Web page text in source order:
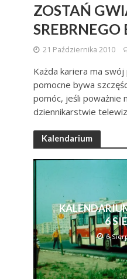
ZOSTAŃ
21 Października 2010
Każda kariera ma swój
pomocne bywa
pomóc, jeśli poważnie
dziennikarstwie
Kalendarium
6
6